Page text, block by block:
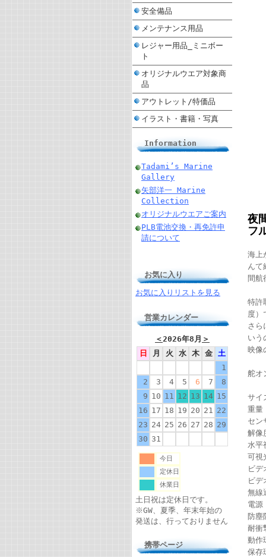
安全備品
メンテナンス用品
レジャー用品_ミニボー
ト
オリジナルウエア対象商
品
アウトレット/特価品
イラスト・書籍・写真
Information
Tadami’s Marine
Gallery
矢部洋一 Marine
Collection
オリジナルウエアご案内
PLB電池交換・再免許申
請について
お気に入り
お気に入りリストを見る
営業カレンダー
＜2026年8月 ＞
日
月 火 水 木 金
土
1
2
3 4 5 6 7
8
9 10 11 12 13 14 15
16 17 18 19 20 21 22
23 24 25 26 27 28 29
30 31
今日
定休日
休業日
土日祝は定休日です。
※GW、夏季、年末年始の
発送は、行っておりません
携帯ページ
夜
フ
海上
んて
間航
特許
度）
さら
いう
映像
舵オ
サイ
重量
セン
解像
水平
可視
ビデ
ビデ
無
電源
防塵
耐衝
動作
保存